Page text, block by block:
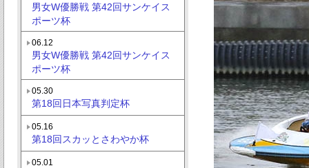
男女W優勝戦 第42回サンケイス
ポーツ杯
06.12
男女W優勝戦 第42回サンケイス
ポーツ杯
05.30
第18回日本写真判定杯
05.16
第18回スカッとさわやか杯
05.01